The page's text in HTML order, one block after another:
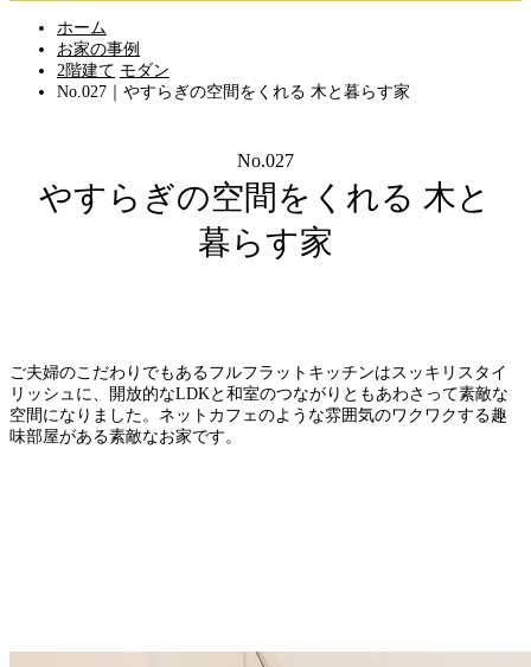
ホーム
お家の事例
2階建て モダン
No.027｜やすらぎの空間をくれる 木と暮らす家
No.027
やすらぎの空間をくれる 木と
暮らす家
ご夫婦のこだわりでもあるフルフラットキッチンはスッキリスタイ
リッシュに、開放的なLDKと和室のつながりともあわさって素敵な
空間になりました。ネットカフェのような雰囲気のワクワクする趣
味部屋がある素敵なお家です。